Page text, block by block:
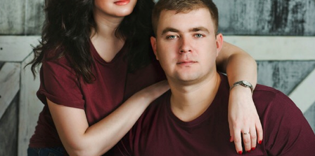
+7 (495) 744 74 20
Позвоните нам по телефону:
Или заполните форму
+7